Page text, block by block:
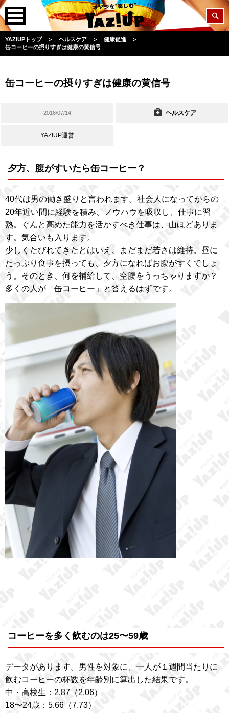
YAZIUPトップ ＞ ヘルスケア ＞ 健康促進
＞
缶コーヒーの摂りすぎは健康の黄信号
缶コーヒーの摂りすぎは健康の黄信号
2016/07/14 ヘルスケア
YAZIUP運営
夕方、腹がすいたら缶コーヒー？
40代は男の働き盛りと言われます。社会人になってからの
20年近い間に経験を積み、ノウハウを吸収し、仕事に習
熟。ぐんと高めた能力を活かすべき仕事は、山ほどありま
す。気合いも入ります。
少しくたびれてきたとはいえ、まだまだ若さは維持。昼に
たっぷり食事を摂っても、夕方になればお腹がすくでしょ
う。そのとき、何を補給して、空腹をうっちゃりますか？
多くの人が「缶コーヒー」と答えるはずです。
コーヒーを多く飲むのは25〜59歳
データがあります。男性を対象に、一人が１週間当たりに
飲むコーヒーの杯数を年齢別に算出した結果です。
中・高校生：2.87（2.06）
18〜24歳：5.66（7.73）